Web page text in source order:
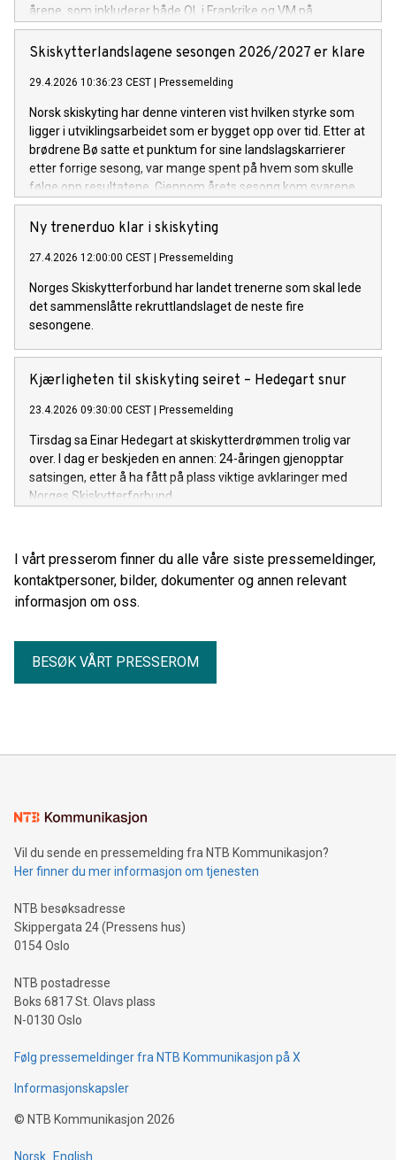
årene, som inkluderer både OL i Frankrike og VM på
hjemmebane i 2029.
Skiskytterlandslagene sesongen 2026/2027 er klare
29.4.2026 10:36:23 CEST | Pressemelding
Norsk skiskyting har denne vinteren vist hvilken styrke som
ligger i utviklingsarbeidet som er bygget opp over tid. Etter at
brødrene Bø satte et punktum for sine landslagskarrierer
etter forrige sesong, var mange spent på hvem som skulle
følge opp resultatene. Gjennom årets sesong kom svarene
på løpende bånd. På tvers av konkurransenivåer har flere
utøvere markert seg med prestasjoner som understreker
Resultatene denne vinteren viser ikke bare hva som er mulig
på kort sikt, men vitner også om sterke rekrutteringsmiljøer
som over tid har utviklet utøvere som står klare til å ta over
stafettpinnen når de største profilene gir seg.
Ny trenerduo klar i skiskyting
27.4.2026 12:00:00 CEST | Pressemelding
Norges Skiskytterforbund har landet trenerne som skal lede
det sammenslåtte rekruttlandslaget de neste fire
sesongene.
Kjærligheten til skiskyting seiret – Hedegart snur
23.4.2026 09:30:00 CEST | Pressemelding
Tirsdag sa Einar Hedegart at skiskytterdrømmen trolig var
over. I dag er beskjeden en annen: 24-åringen gjenopptar
satsingen, etter å ha fått på plass viktige avklaringer med
Norges Skiskytterforbund.
I vårt presserom finner du alle våre siste pressemeldinger,
kontaktpersoner, bilder, dokumenter og annen relevant
informasjon om oss.
BESØK VÅRT PRESSEROM
Vil du sende en pressemelding fra NTB Kommunikasjon?
Her finner du mer informasjon om tjenesten
NTB besøksadresse
Skippergata 24 (Pressens hus)
0154 Oslo
NTB postadresse
Boks 6817 St. Olavs plass
N-0130 Oslo
Følg pressemeldinger fra NTB Kommunikasjon på X
Informasjonskapsler
© NTB Kommunikasjon 2026
Norsk English